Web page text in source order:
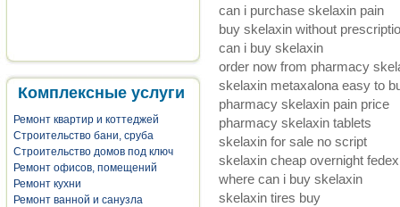
Комплексные услуги
Ремонт квартир и коттеджей
Строительство бани, сруба
Строительство домов под ключ
Ремонт офисов, помещений
Ремонт кухни
Ремонт ванной и санузла
can i purchase skelaxin pain
buy skelaxin without prescriptio
can i buy skelaxin
order now from pharmacy
skelaxin metaxalona easy to
pharmacy skelaxin pain price
pharmacy skelaxin tablets
skelaxin for sale no script
skelaxin cheap overnight fedex
where can i buy skelaxin
skelaxin tires buy